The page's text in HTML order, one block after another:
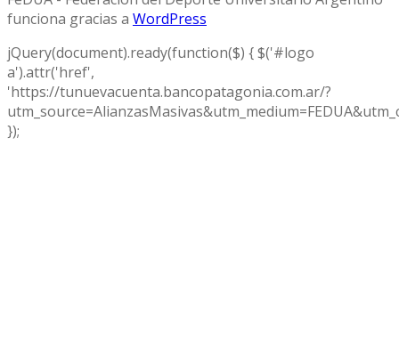
funciona gracias a WordPress
jQuery(document).ready(function($) { $('#logo
a').attr('href',
'https://tunuevacuenta.bancopatagonia.com.ar/?
});